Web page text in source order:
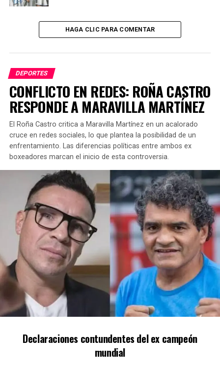
Monumental, y, luego, visitará a Bolivia en la altura de
TEMAS RELACIONADOS: FUTBOL SELECCIÓN ARGENTINA
PRÓXIMO ARTÍCULO
A 37 AÑOS DEL GOL HISTÓRICO DEL SIGLO
NO TE PIERDAS
RACING NECESITA UN TRIUNFO EN EL CILINDRO ANTE UN
VÉLEZ QUE VIVE UNA PROFUNDA CRISIS
HAGA CLIC PARA COMENTAR
DEPORTES
CONFLICTO EN REDES: ROÑA CASTRO
RESPONDE A MARAVILLA MARTÍNEZ
El Roña Castro critica a Maravilla Martínez en un acalorado
cruce en redes sociales, lo que plantea la posibilidad de un
enfrentamiento. Las diferencias políticas entre ambos ex
boxeadores marcan el inicio de esta controversia.
Declaraciones contundentes del ex campeón
mundial